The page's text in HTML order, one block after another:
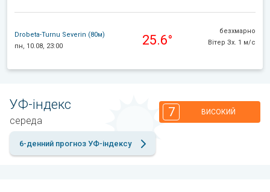
Drobeta-Turnu Severin (80м)
пн, 10.08, 23:00
25.6°
безхмарно
Вітер Зх. 1 м/с
УФ-індекс
середа
7 ВИСОКИЙ
6-денний прогноз УФ-індексу